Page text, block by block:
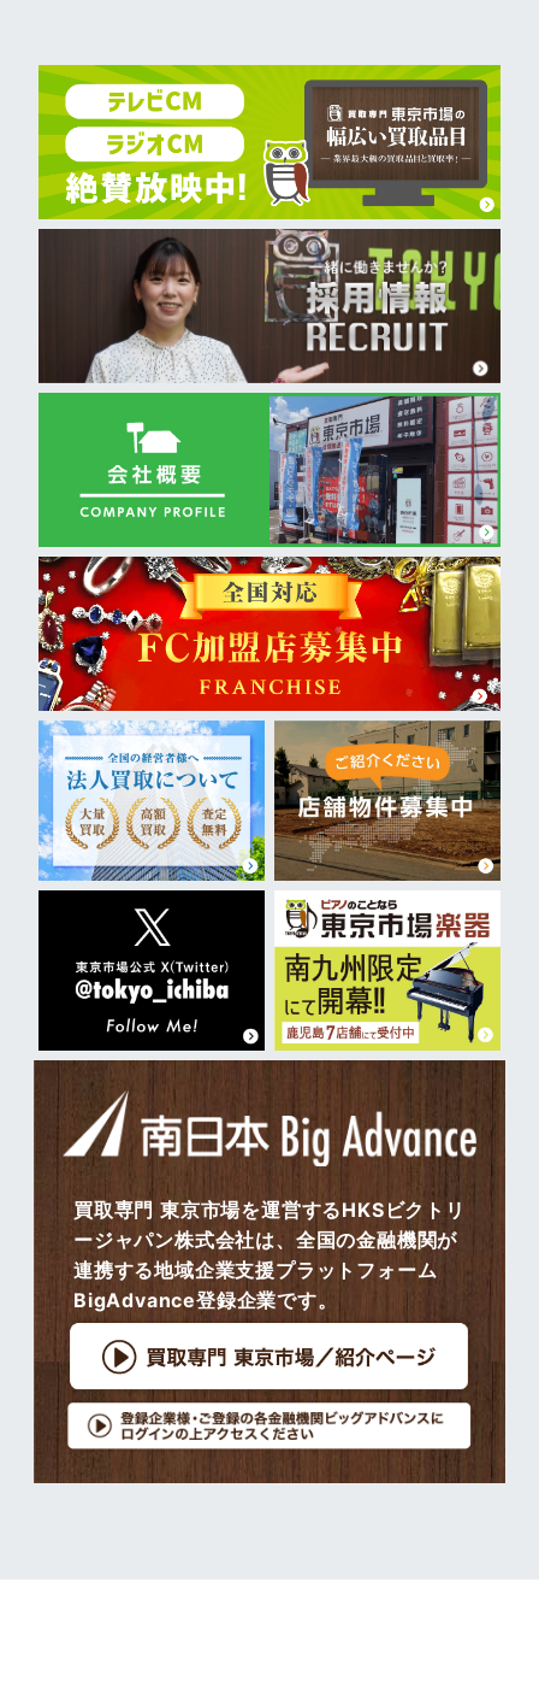
買取専門 東京市場を運営するHKSビクトリ
ージャパン株式会社は、全国の金融機関が
連携する地域企業支援プラットフォーム
BigAdvance登録企業です。